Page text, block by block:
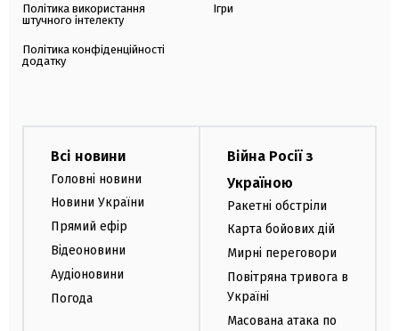
Політика використання
штучного інтелекту
Політика конфіденційності
додатку
Ігри
Всі новини
Головні новини
Новини України
Прямий ефір
Відеоновини
Аудіоновини
Погода
Війна Росії з
Україною
Ракетні обстріли
Карта бойових дій
Мирні переговори
Повітряна тривога в
Україні
Масована атака по